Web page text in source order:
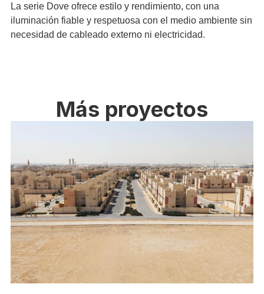
La serie Dove ofrece estilo y rendimiento, con una
iluminación fiable y respetuosa con el medio ambiente sin
necesidad de cableado externo ni electricidad.
Más proyectos